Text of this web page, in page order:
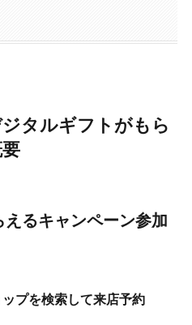
タルギフトがもら
るキャンペーン参加
プを検索して来店予約